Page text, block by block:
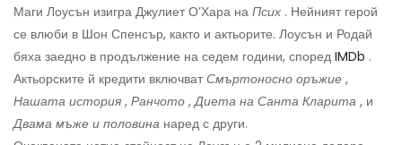
Маги Лоусън изигра Джулиет О’Хара на Псих . Нейният герой
се влюби в Шон Спенсър, както и актьорите. Лоусън и Родай
бяха заедно в продължение на седем години, според IMDb .
Актьорските й кредити включватСмъртоносно оръжие ,
Нашата история , Ранчото ,Диета на Санта Кларита , и
Двама мъже и половина наред с други.